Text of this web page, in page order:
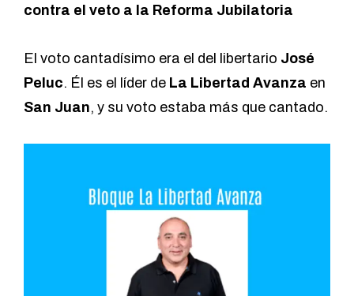
contra el veto a la Reforma Jubilatoria
El voto cantadísimo era el del libertario José
Peluc. Él es el líder de La Libertad Avanza en
San Juan, y su voto estaba más que cantado.